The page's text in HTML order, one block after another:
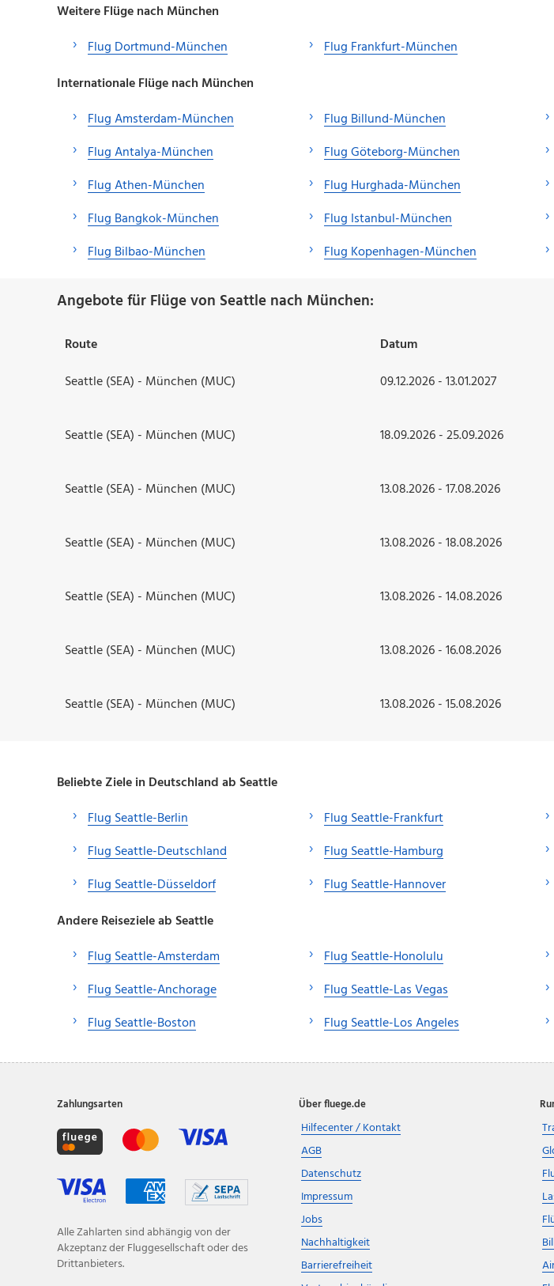
Weitere Flüge nach München
Flug Dortmund-München
Flug Frankfurt-München
Internationale Flüge nach München
Flug Amsterdam-München
Flug Antalya-München
Flug Athen-München
Flug Bangkok-München
Flug Bilbao-München
Flug Billund-München
Flug Göteborg-München
Flug Hurghada-München
Flug Istanbul-München
Flug Kopenhagen-München
Angebote für Flüge von Seattle nach München:
Route Datum
Seattle (SEA) - München (MUC)
09.12.2026 - 13.01.2027
Seattle (SEA) - München (MUC) 18.09.2026 - 25.09.2026
Seattle (SEA) - München (MUC) 13.08.2026 - 17.08.2026
Seattle (SEA) - München (MUC) 13.08.2026 - 18.08.2026
Seattle (SEA) - München (MUC) 13.08.2026 - 14.08.2026
Seattle (SEA) - München (MUC) 13.08.2026 - 16.08.2026
Seattle (SEA) - München (MUC) 13.08.2026 - 15.08.2026
Beliebte Ziele in Deutschland ab Seattle
Flug Seattle-Berlin
Flug Seattle-Deutschland
Flug Seattle-Düsseldorf
Flug Seattle-Frankfurt
Flug Seattle-Hamburg
Flug Seattle-Hannover
Andere Reiseziele ab Seattle
Flug Seattle-Amsterdam
Flug Seattle-Anchorage
Flug Seattle-Boston
Flug Seattle-Honolulu
Flug Seattle-Las Vegas
Flug Seattle-Los Angeles